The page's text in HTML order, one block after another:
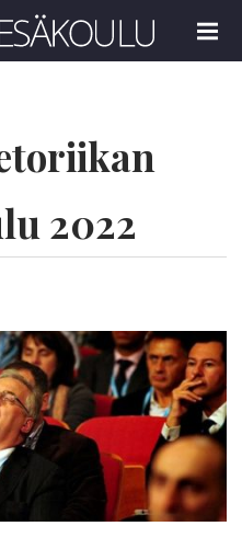
MENU
2022